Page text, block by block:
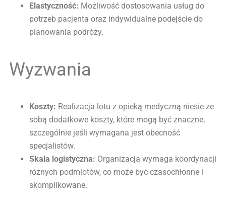
Elastyczność: Możliwość dostosowania usług do
potrzeb pacjenta oraz indywidualne podejście do
planowania podróży.
Wyzwania
Koszty: Realizacja lotu z opieką medyczną niesie ze
sobą dodatkowe koszty, które mogą być znaczne,
szczególnie jeśli wymagana jest obecność
specjalistów.
Skala logistyczna: Organizacja wymaga koordynacji
różnych podmiotów, co może być czasochłonne i
skomplikowane.